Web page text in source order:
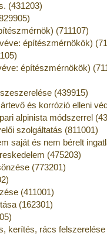
(431203)
(711107)
építészmérnökök)
építészmérnökök)
(439915)
és korrózió elleni
alpinista módszerrel
szolgáltatás (811001)
saját és nem bérelt
(475203)
(773201)
(411001)
(162301)
kerítés, rács felszerelése